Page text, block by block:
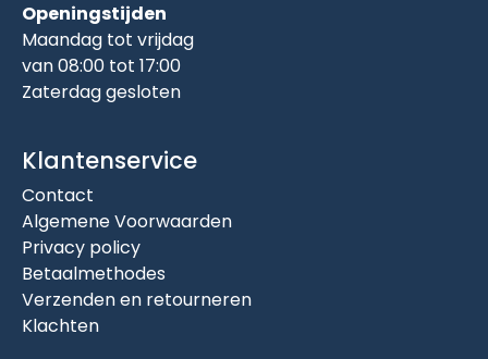
Openingstijden
Maandag tot vrijdag
van 08:00 tot 17:00
Zaterdag gesloten
Klantenservice
Contact
Algemene Voorwaarden
Privacy policy
Betaalmethodes
Verzenden en retourneren
Klachten